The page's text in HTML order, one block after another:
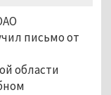
письмо от
области